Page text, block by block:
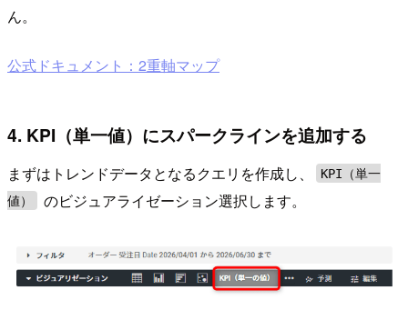
ん。
公式ドキュメント：2重軸マップ
4. KPI（単一値）にスパークラインを追加する
まずはトレンドデータとなるクエリを作成し、
KPI（単一
値）
のビジュアライゼーション選択します。